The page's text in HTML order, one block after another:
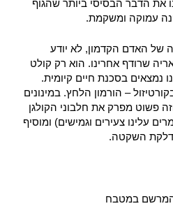
את הדבר הבסיסי ביותר שהגוף
עמוקה ומשקמת.
של האדם הקדמון, לא יודע
שרודף אחרינו. הוא רק קולט
נמצאים בסכנת חיים קיומית.
– הורמון הלחץ. במינונים
פשוט מפרק את חלבוני הקולגן
עלינו צעירים וגמישים) ומוסיף
השקטה.
המרשם במטבח